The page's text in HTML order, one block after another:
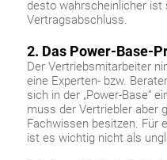
desto wahrscheinlicher ist
Vertragsabschluss.
2. Das Power-Base-
Der Vertriebsmitarbeiter
eine Experten- bzw.
sich in der „Power-Base“
muss der Vertriebler aber
Fachwissen besitzen. Für
ist es wichtig nicht als